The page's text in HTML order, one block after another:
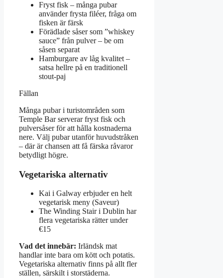
Fryst fisk – många pubar
använder frysta filéer, fråga om
fisken är färsk
Förädlade såser som ”whiskey
sauce” från pulver – be om
såsen separat
Hamburgare av låg kvalitet –
satsa hellre på en traditionell
stout-paj
Fällan
Många pubar i turistområden som
Temple Bar serverar fryst fisk och
pulversåser för att hålla kostnaderna
nere. Välj pubar utanför huvudstråken
– där är chansen att få färska råvaror
betydligt högre.
Vegetariska alternativ
Kai i Galway erbjuder en helt
vegetarisk meny (Saveur)
The Winding Stair i Dublin har
flera vegetariska rätter under
€15
Vad det innebär: Irländsk mat
handlar inte bara om kött och potatis.
Vegetariska alternativ finns på allt fler
ställen, särskilt i storstäderna.